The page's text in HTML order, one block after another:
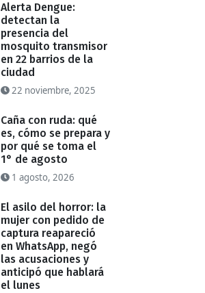
Alerta Dengue:
detectan la
presencia del
mosquito transmisor
en 22 barrios de la
ciudad
22 noviembre, 2025
Caña con ruda: qué
es, cómo se prepara y
por qué se toma el
1° de agosto
1 agosto, 2026
El asilo del horror: la
mujer con pedido de
captura reapareció
en WhatsApp, negó
las acusaciones y
anticipó que hablará
el lunes